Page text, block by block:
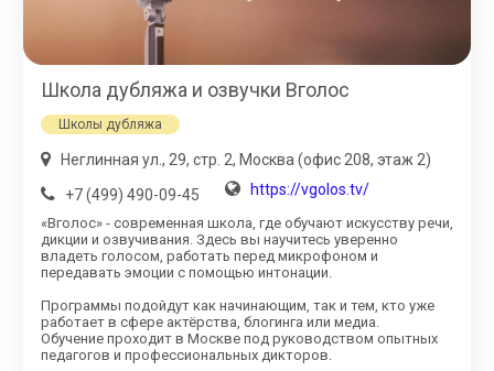
Школа дубляжа и озвучки Вголос
Школы дубляжа
Неглинная ул., 29, стр. 2, Москва (офис 208, этаж 2)
+7 (499) 490-09-45
https://vgolos.tv/
«Вголос» - современная школа, где обучают искусству речи,
дикции и озвучивания. Здесь вы научитесь уверенно
владеть голосом, работать перед микрофоном и
передавать эмоции с помощью интонации.
Программы подойдут как начинающим, так и тем, кто уже
работает в сфере актёрства, блогинга или медиа.
Обучение проходит в Москве под руководством опытных
педагогов и профессиональных дикторов.